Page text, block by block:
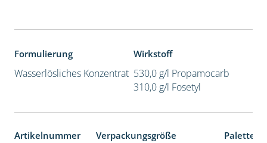
Formulierung
Wasserlösliches Konzentrat
Wirkstoff
530,0 g/l Propamocarb
310,0 g/l Fosetyl
Artikelnummer Verpackungsgröße